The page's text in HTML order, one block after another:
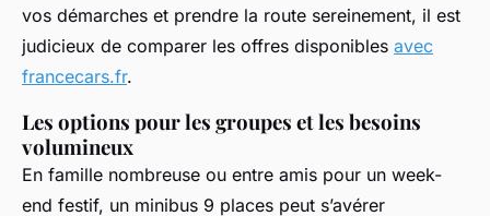
vos démarches et prendre la route sereinement, il est
judicieux de comparer les offres disponibles avec
francecars.fr.
Les options pour les groupes et les besoins
volumineux
En famille nombreuse ou entre amis pour un week-
end festif, un minibus 9 places peut s’avérer